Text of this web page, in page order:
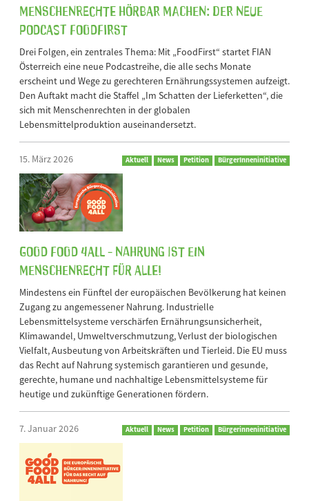
Menschenrechte hörbar machen: Der neue
Podcast FoodFirst
Drei Folgen, ein zentrales Thema: Mit „FoodFirst“ startet FIAN
Österreich eine neue Podcastreihe, die alle sechs Monate
erscheint und Wege zu gerechteren Ernährungssystemen aufzeigt.
Den Auftakt macht die Staffel „Im Schatten der Lieferketten“, die
sich mit Menschenrechten in der globalen
Lebensmittelproduktion auseinandersetzt.
15. März 2026 Aktuell News Petition BürgerInneninitiative
Good Food 4All - Nahrung ist ein
Menschenrecht für alle!
Mindestens ein Fünftel der europäischen Bevölkerung hat keinen
Zugang zu angemessener Nahrung. Industrielle
Lebensmittelsysteme verschärfen Ernährungsunsicherheit,
Klimawandel, Umweltverschmutzung, Verlust der biologischen
Vielfalt, Ausbeutung von Arbeitskräften und Tierleid. Die EU muss
das Recht auf Nahrung systemisch garantieren und gesunde,
gerechte, humane und nachhaltige Lebensmittelsysteme für
heutige und zukünftige Generationen fördern.
7. Januar 2026 Aktuell News Petition Bürgerinneninitiative